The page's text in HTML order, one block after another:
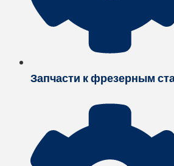
Запчасти к фрезерным